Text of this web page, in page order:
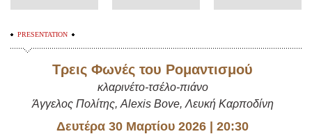
Personal Data
Information
Είσοδος διαχειριστή
PRESENTATION
Τρεις Φωνές του Ρομαντισμού
κλαρινέτο-τσέλο-πιάνο
Άγγελος Πολίτης, Alexis Bove, Λευκή Καρποδίνη
Δευτέρα 30 Μαρτίου 2026 | 20:30